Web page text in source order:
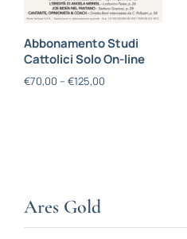
Abbonamento Studi
Cattolici Solo On-line
€70,00 – €125,00
Ares Gold